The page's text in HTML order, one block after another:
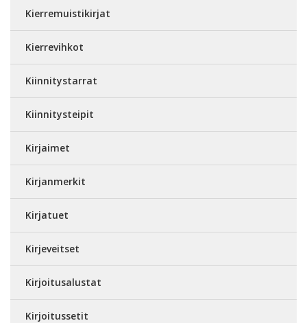
Kierremuistikirjat
Kierrevihkot
Kiinnitystarrat
Kiinnitysteipit
Kirjaimet
Kirjanmerkit
Kirjatuet
Kirjeveitset
Kirjoitusalustat
Kirjoitussetit